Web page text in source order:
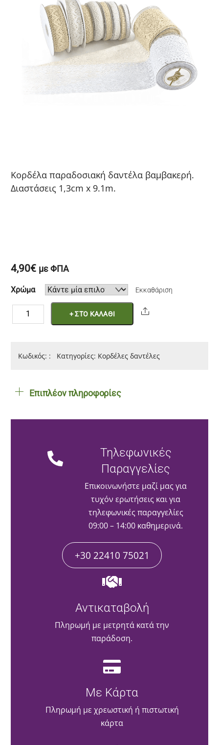
Κορδέλα παραδοσιακή δαντέλα βαμβακερή.
Διαστάσεις 1,3cm x 9.1m.
4,90€ με ΦΠΑ
Χρώμα Εκκαθάριση
Παραδοσιακή
δαντέλα
ποσότητα
+ ΣΤΟ ΚΑΛΑΘΙ Share
Κωδικός: : Κατηγορίες: Κορδέλες δαντέλες
Επιπλέον πληροφορίες
Τηλεφωνικές
Παραγγελίες
Επικοινωνήστε μαζί μας για
τυχόν ερωτήσεις και για
τηλεφωνικές παραγγελίες
09:00 – 14:00 καθημερινά.
+30 22410 75021
Αντικαταβολή
Πληρωμή με μετρητά κατά την
παράδοση.
Με Κάρτα
Πληρωμή με χρεωστική ή πιστωτική
κάρτα